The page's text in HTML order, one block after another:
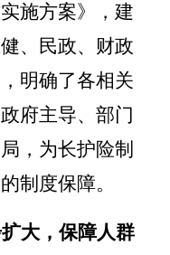
施方案》
，建
、民政、财政
明确了各相关
府主导、部门
，为长护险制
制度保障。
大，保障人群